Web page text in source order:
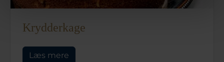
Krydderkage
Læs mere